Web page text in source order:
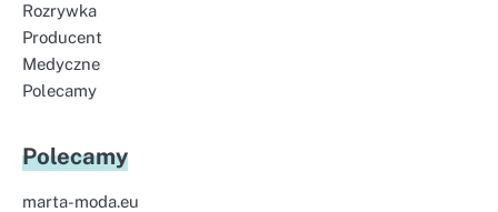
Rozrywka
Producent
Medyczne
Polecamy
Polecamy
marta-moda.eu